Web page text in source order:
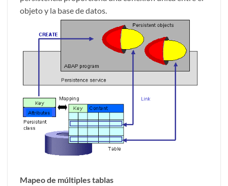
objeto y la base de datos.
Mapeo de múltiples tablas